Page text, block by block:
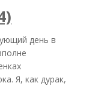
день в
Я, как дурак,